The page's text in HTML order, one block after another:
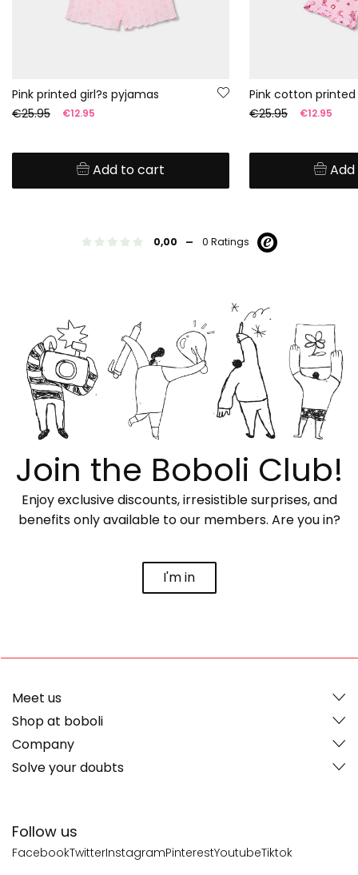
Pink printed girl?s pyjamas
€25.95
€12.95
Add to cart
Pink cotton
€25.95
€12.95
0,00 - 0 Ratings
Join the Boboli Club!
Enjoy exclusive discounts, irresistible surprises, and
benefits only available to our members. Are you in?
I'm in
Follow us
FacebookTwitterInstagramPinterestYoutubeTiktok
Meet us
Shop at boboli
Company
Solve your doubts